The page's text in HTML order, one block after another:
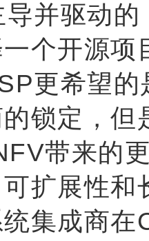
导并驱动
个开源项
希望的
锁定，但
带来的
扩展性和
成商在